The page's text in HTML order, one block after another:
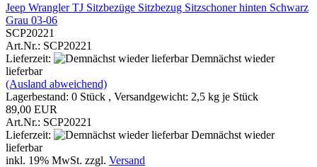
Jeep Wrangler TJ Sitzbezüge Sitzbezug Sitzschoner hinten Schwarz
Grau 03-06
SCP20221
Art.Nr.: SCP20221
Lieferzeit:
Demnächst wieder
lieferbar
(Ausland abweichend)
Lagerbestand: 0 Stück , Versandgewicht: 2,5 kg je Stück
89,00 EUR
Art.Nr.: SCP20221
Lieferzeit:
Demnächst wieder
lieferbar
inkl. 19% MwSt. zzgl. Versand